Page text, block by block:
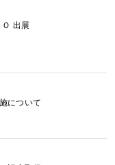
出展
について